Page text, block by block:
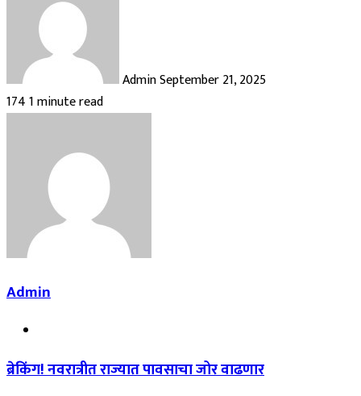
AdminSeptember 21, 2025
1741 minute read
Admin
ब्रेकिंग! नवरात्रीत राज्यात पावसाचा जोर वाढणार